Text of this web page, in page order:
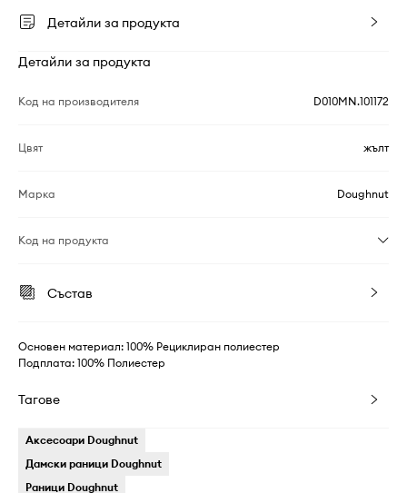
Детайли за продукта
Детайли за продукта
Код на производителя D010MN.101172
Цвят жълт
Марка Doughnut
Код на продукта
Състав
Основен материал: 100% Рециклиран полиестер
Подплата: 100% Полиестер
Тагове
Аксесоари Doughnut
Дамски раници Doughnut
Раници Doughnut